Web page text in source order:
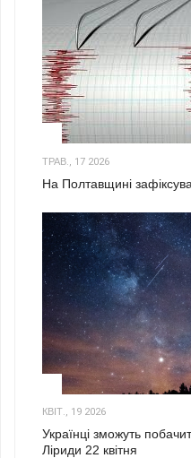
ТРАВ., 17 2026
На Полтавщині
КВІТ., 19 2026
Українці зможуть
Ліриди 22 квітня